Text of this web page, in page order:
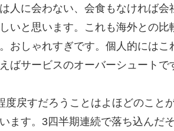
人に会わない、会食もなければ
いと思います。これも海外との
おしゃれすぎです。個人的には
ばサービスのオーバーシュートで
度戻すだろうことはよほどのこと
ます。3四半期連続で落ち込んだ